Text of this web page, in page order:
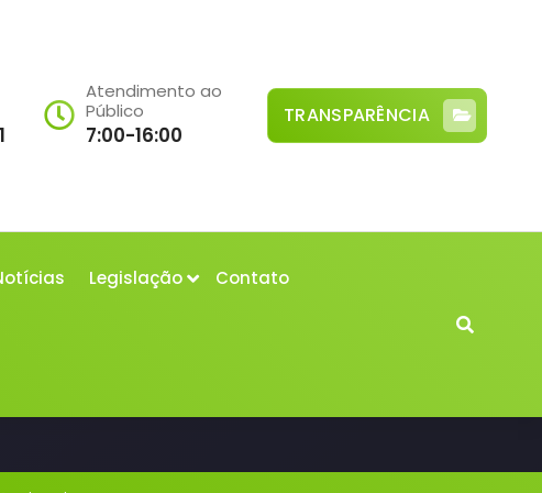
Atendimento ao
Público
7:00-16:00
TRANSPARÊNCIA
Legislação Contato